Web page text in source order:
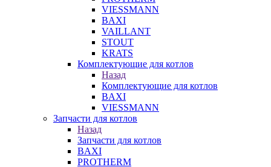
VIESSMANN
BAXI
VAILLANT
STOUT
KRATS
Комплектующие для котлов
Назад
Комплектующие для котлов
BAXI
VIESSMANN
Запчасти для котлов
Назад
Запчасти для котлов
BAXI
PROTHERM